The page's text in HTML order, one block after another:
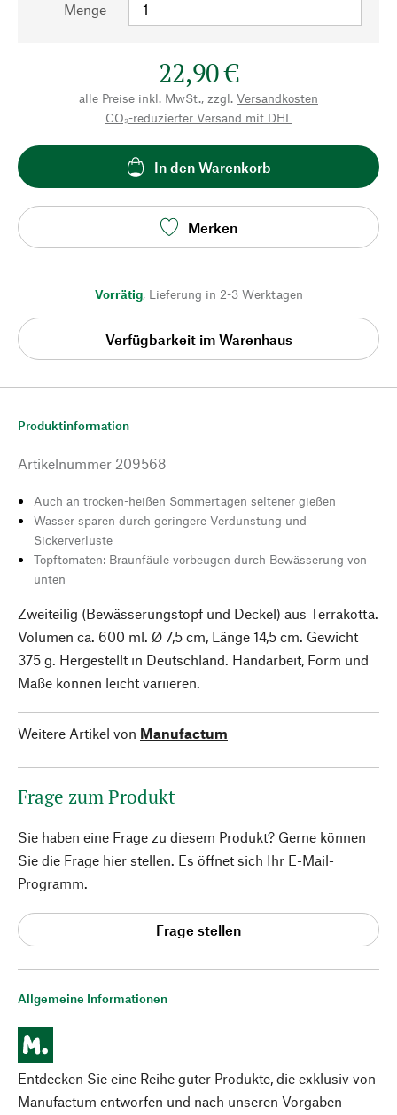
Menge
22,90 €
alle Preise inkl. MwSt., zzgl. Versandkosten
CO₂-reduzierter Versand mit DHL
In den Warenkorb
Merken
Vorrätig, Lieferung in 2-3 Werktagen
Verfügbarkeit im Warenhaus
Allgemeine Informationen
Entdecken Sie eine Reihe guter Produkte, die exklusiv von
Manufactum entworfen und nach unseren Vorgaben
Produktinformation
Artikelnummer 209568
Auch an trocken-heißen Sommertagen seltener gießen
Wasser sparen durch geringere Verdunstung und
Sickerverluste
Topftomaten: Braunfäule vorbeugen durch Bewässerung von
unten
Zweiteilig (Bewässerungstopf und Deckel) aus Terrakotta.
Volumen ca. 600 ml. Ø 7,5 cm, Länge 14,5 cm. Gewicht
375 g. Hergestellt in Deutschland. Handarbeit, Form und
Maße können leicht variieren.
Weitere Artikel von Manufactum
Frage zum Produkt
Sie haben eine Frage zu diesem Produkt? Gerne können
Sie die Frage hier stellen. Es öffnet sich Ihr E-Mail-
Programm.
Frage stellen